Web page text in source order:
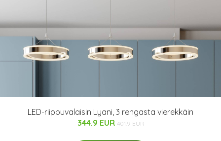
LED-riippuvalaisin Lyani, 3 rengasta vierekkäin
344.9 EUR 401.9 EUR